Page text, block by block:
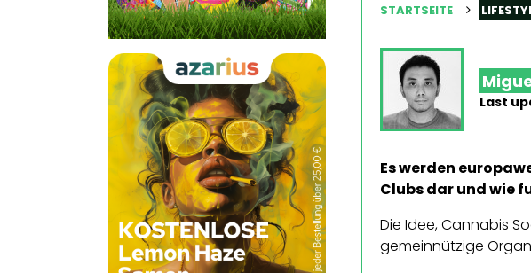
STARTSEITE
Last
Es werden
Clubs dar und wie
Die Idee, Cannabis
gemeinnützige